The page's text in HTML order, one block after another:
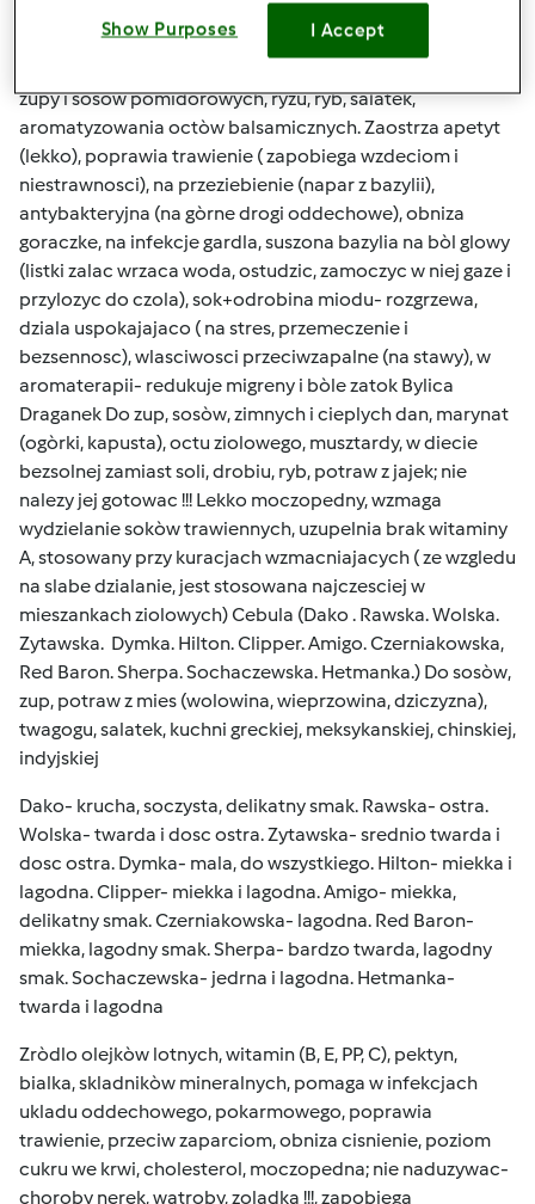
bolacego miejsca), na astme, przeziebienia, zapalenie
oskrzeli; UWAGA !!!- kobiety w ciazy – dzialanie poronne i
zupy i sosòw pomidorowych, ryzu, ryb, salatek,
aromatyzowania octòw balsamicznych. Zaostrza apetyt
(lekko), poprawia trawienie ( zapobiega wzdeciom i
niestrawnosci), na przeziebienie (napar z bazylii),
antybakteryjna (na gòrne drogi oddechowe), obniza
goraczke, na infekcje gardla, suszona bazylia na bòl glowy
(listki zalac wrzaca woda, ostudzic, zamoczyc w niej gaze i
przylozyc do czola), sok+odrobina miodu- rozgrzewa,
dziala uspokajajaco ( na stres, przemeczenie i
bezsennosc), wlasciwosci przeciwzapalne (na stawy), w
aromaterapii- redukuje migreny i bòle zatok Bylica
Draganek Do zup, sosòw, zimnych i cieplych dan, marynat
(ogòrki, kapusta), octu ziolowego, musztardy, w diecie
bezsolnej zamiast soli, drobiu, ryb, potraw z jajek; nie
nalezy jej gotowac !!! Lekko moczopedny, wzmaga
wydzielanie sokòw trawiennych, uzupelnia brak witaminy
A, stosowany przy kuracjach wzmacniajacych ( ze wzgledu
na slabe dzialanie, jest stosowana najczesciej w
mieszankach ziolowych) Cebula (Dako . Rawska. Wolska.
Zytawska. Dymka. Hilton. Clipper. Amigo. Czerniakowska,
Red Baron. Sherpa. Sochaczewska. Hetmanka.) Do sosòw,
zup, potraw z mies (wolowina, wieprzowina, dziczyzna),
twagogu, salatek, kuchni greckiej, meksykanskiej, chinskiej,
indyjskiej
Dako- krucha, soczysta, delikatny smak. Rawska- ostra.
Wolska- twarda i dosc ostra. Zytawska- srednio twarda i
dosc ostra. Dymka- mala, do wszystkiego. Hilton- miekka i
lagodna. Clipper- miekka i lagodna. Amigo- miekka,
delikatny smak. Czerniakowska- lagodna. Red Baron-
miekka, lagodny smak. Sherpa- bardzo twarda, lagodny
smak. Sochaczewska- jedrna i lagodna. Hetmanka-
twarda i lagodna
Zròdlo olejkòw lotnych, witamin (B, E, PP, C), pektyn,
bialka, skladnikòw mineralnych, pomaga w infekcjach
ukladu oddechowego, pokarmowego, poprawia
trawienie, przeciw zaparciom, obniza cisnienie, poziom
cukru we krwi, cholesterol, moczopedna; nie naduzywac-
choroby nerek, watroby, zoladka !!!, zapobiega
Show Purposes I Accept